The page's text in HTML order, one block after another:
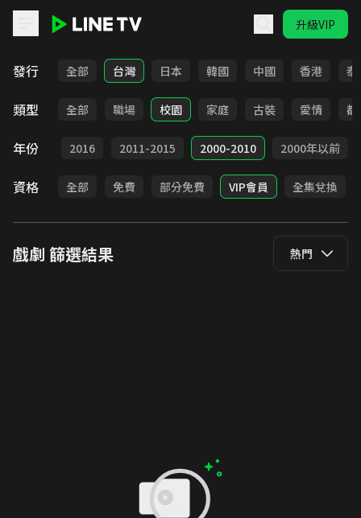
升級VIP
發行 全部 台灣 日本 韓國 中國 香港 泰
類型 全部 職場 校園 家庭 古裝 愛情 都
年份
2017 2016 2011-2015 2000-2010 2000年以前
資格 全部 免費 部分免費 VIP會員 全集兌換
戲劇 篩選結果 熱門